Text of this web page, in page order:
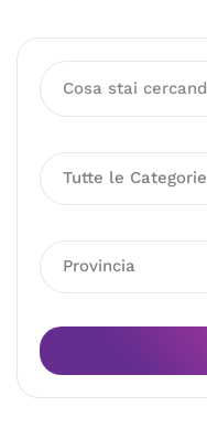
Tutte le Categorie
Provincia